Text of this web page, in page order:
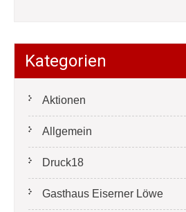
Kategorien
Aktionen
Allgemein
Druck18
Gasthaus Eiserner Löwe